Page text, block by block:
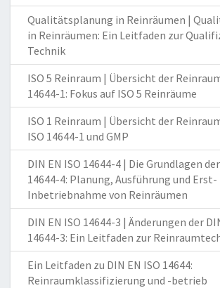
Qualitätsplanung in Reinräumen |
in Reinräumen: Ein Leitfaden zur
Technik
ISO 5 Reinraum | Übersicht der
14644-1: Fokus auf ISO 5 Reinräume
ISO 1 Reinraum | Übersicht der
ISO 14644-1 und GMP
DIN EN ISO 14644-4 | Die Grundlagen
14644-4: Planung, Ausführung und Erst-
Inbetriebnahme von Reinräumen
DIN EN ISO 14644-3 | Änderungen der
14644-3: Ein Leitfaden zur
Ein Leitfaden zu DIN EN ISO 14644:
Reinraumklassifizierung und -betrieb